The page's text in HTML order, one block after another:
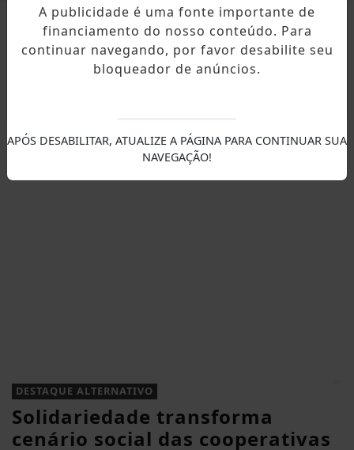
EM ALTA
DESTAQUE ALTERNATIVO
Solidariedade transforma
cenário social das cooperativas
A publicidade é uma fonte importante de
financiamento do nosso conteúdo. Para
continuar navegando, por favor desabilite seu
bloqueador de anúncios.
APÓS DESABILITAR, ATUALIZE A PÁGINA PARA CONTINUAR SUA
NAVEGAÇÃO!